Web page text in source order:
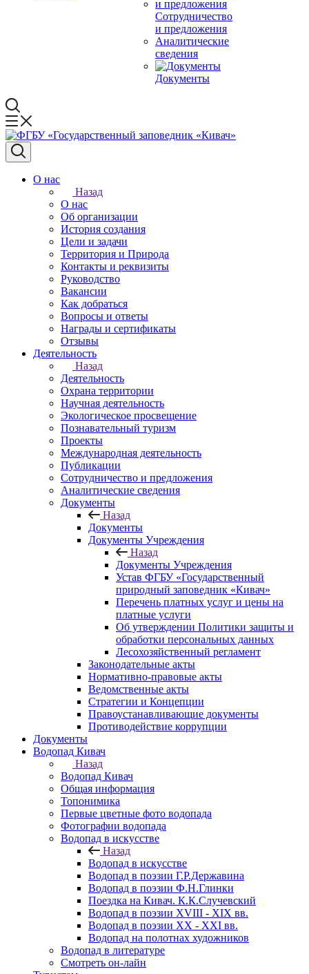
Сотрудничество
и предложения
Аналитические
сведения
Документы
О нас
Назад
О нас
Об организации
История создания
Цели и задачи
Территория и Природа
Контакты и реквизиты
Руководство
Вакансии
Как добраться
Вопросы и ответы
Награды и сертификаты
Отзывы
Деятельность
Назад
Деятельность
Охрана территории
Научная деятельность
Экологическое просвещение
Познавательный туризм
Проекты
Международная деятельность
Публикации
Сотрудничество и предложения
Аналитические сведения
Документы
Назад
Документы
Документы Учреждения
Назад
Документы Учреждения
Устав ФГБУ «Государственный
природный заповедник «Кивач»
Перечень платных услуг и цены на
платные услуги
Об утверждении Политики защиты и
обработки персональных данных
Лесохозяйственный регламент
Законодательные акты
Нормативно-правовые акты
Ведомственные акты
Стратегии и Концепции
Правоустанавливающие документы
Противодействие коррупции
Документы
Водопад Кивач
Назад
Водопад Кивач
Общая информация
Топонимика
Первые цветные фото водопада
Фотографии водопада
Водопад в искусстве
Назад
Водопад в искусстве
Водопад в поэзии Г.Р.Державина
Водопад в поэзии Ф.Н.Глинки
Поездка на Кивач. К.К.Случевский
Водопад в поэзии XVIII - XIX вв.
Водопад в поэзии XX - XXI вв.
Водопад на полотнах художников
Водопад в литературе
Смотреть он-лайн